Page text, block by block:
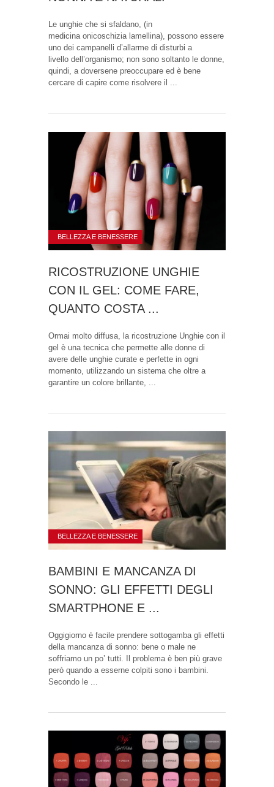
Le unghie che si sfaldano, (in
medicina onicoschizia lamellina), possono essere
uno dei campanelli d’allarme di disturbi a
livello dell’organismo; non sono soltanto le donne,
quindi, a doversene preoccupare ed è bene
cercare di capire come risolvere il ...
BELLEZZA E BENESSERE
RICOSTRUZIONE UNGHIE
CON IL GEL: COME FARE,
QUANTO COSTA ...
Ormai molto diffusa, la ricostruzione Unghie con il
gel è una tecnica che permette alle donne di
avere delle unghie curate e perfette in ogni
momento, utilizzando un sistema che oltre a
garantire un colore brillante, ...
BELLEZZA E BENESSERE
BAMBINI E MANCANZA DI
SONNO: GLI EFFETTI DEGLI
SMARTPHONE E ...
Oggigiorno è facile prendere sottogamba gli effetti
della mancanza di sonno: bene o male ne
soffriamo un po’ tutti. Il problema è ben più grave
però quando a esserne colpiti sono i bambini.
Secondo le ...